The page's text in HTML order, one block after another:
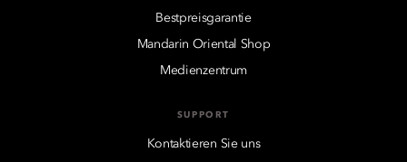
Bestpreisgarantie
Mandarin Oriental Shop
Medienzentrum
SUPPORT
Kontaktieren Sie uns